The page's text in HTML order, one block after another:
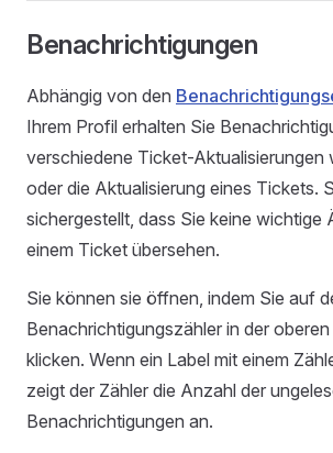
Benachrichtigungen
Abhängig von den
Ihrem Profil erhalten Sie
verschiedene Ticket-Aktualisierungen
oder die Aktualisierung eines Tickets.
sichergestellt, dass Sie keine wichtige
einem Ticket übersehen.
Sie können sie öffnen, indem Sie auf
Benachrichtigungszähler in der
klicken. Wenn ein Label mit einem
zeigt der Zähler die Anzahl der
Benachrichtigungen an.